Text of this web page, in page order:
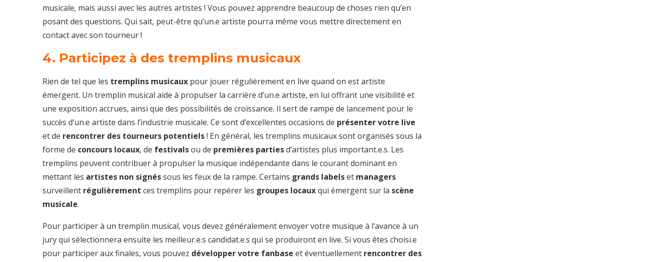
musicale, mais aussi avec les autres artistes ! Vous pouvez apprendre beaucoup de choses rien qu’en
posant des questions. Qui sait, peut-être qu’un.e artiste pourra même vous mettre directement en
contact avec son tourneur !
4. Participez à des tremplins musicaux
Rien de tel que les tremplins musicaux pour jouer régulièrement en live quand on est artiste
émergent. Un tremplin musical aide à propulser la carrière d’un.e artiste, en lui offrant une visibilité et
une exposition accrues, ainsi que des possibilités de croissance. Il sert de rampe de lancement pour le
succès d’un.e artiste dans l’industrie musicale. Ce sont d’excellentes occasions de présenter votre live
et de rencontrer des tourneurs potentiels! En général, les tremplins musicaux sont organisés sous la
forme de concours locaux, de festivalsou de premières partiesd’artistes plus important.e.s. Les
tremplins peuvent contribuer à propulser la musique indépendante dans le courant dominant en
mettant les artistes non signéssous les feux de la rampe. Certains grands labelset managers
surveillent régulièrement ces tremplins pour repérer les groupes locauxqui émergent sur la scène
musicale.
Pour participer à un tremplin musical, vous devez généralement envoyer votre musique à l’avance à un
jury qui sélectionnera ensuite les meilleur.e.s candidat.e.s qui se produiront en live. Si vous êtes choisi.e
pour participer aux finales, vous pouvez développer votre fanbase et éventuellement rencontrer des